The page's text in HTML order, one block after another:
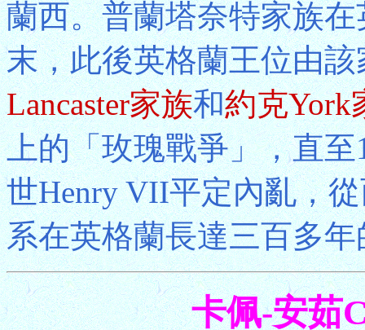
蘭西。普蘭塔奈特家族
末，此後英格蘭王位由
Lancaster家族和約克York
上的「玫瑰戰爭」，直
世Henry VII平定內亂，
系在英格蘭長達三百多
卡佩-安茹